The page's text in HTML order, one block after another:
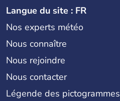
Langue du site : FR
Nos experts météo
Nous connaître
Nous rejoindre
Nous contacter
Légende des pictogrammes